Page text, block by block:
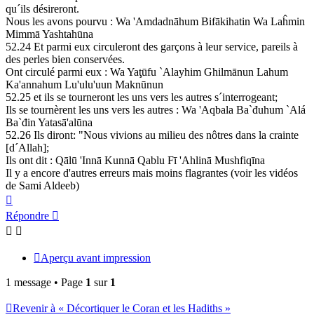
qu´ils désireront.
Nous les avons pourvu : Wa 'Amdadnāhum Bifākihatin Wa Laĥmin
Mimmā Yashtahūna
52.24 Et parmi eux circuleront des garçons à leur service, pareils à
des perles bien conservées.
Ont circulé parmi eux : Wa Yaţūfu `Alayhim Ghilmānun Lahum
Ka'annahum Lu'ulu'uun Maknūnun
52.25 et ils se tourneront les uns vers les autres s´interrogeant;
Ils se tournèrent les uns vers les autres : Wa 'Aqbala Ba`đuhum `Alá
Ba`đin Yatasā'alūna
52.26 Ils diront: "Nous vivions au milieu des nôtres dans la crainte
[d´Allah];
Ils ont dit : Qālū 'Innā Kunnā Qablu Fī 'Ahlinā Mushfiqīna
Il y a encore d'autres erreurs mais moins flagrantes (voir les vidéos
de Sami Aldeeb)
Répondre
Aperçu avant impression
1 message • Page 1 sur 1
Revenir à « Décortiquer le Coran et les Hadiths »